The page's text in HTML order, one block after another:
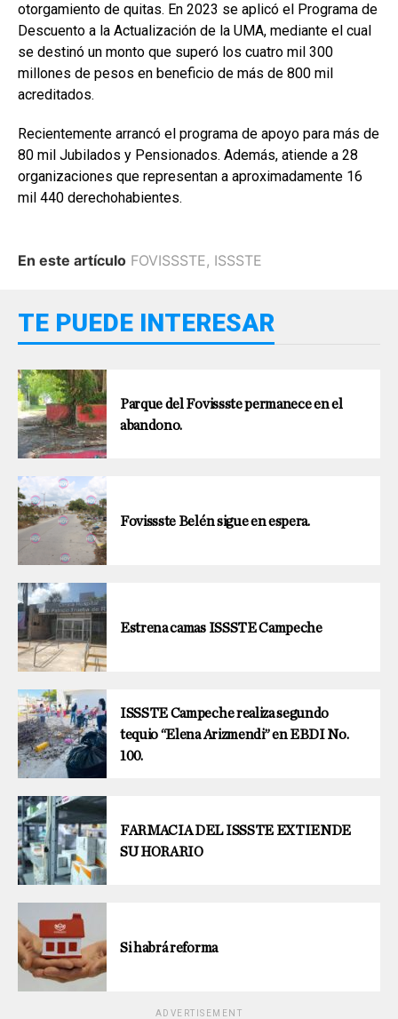
otorgamiento de quitas. En 2023 se aplicó el Programa de
Descuento a la Actualización de la UMA, mediante el cual
se destinó un monto que superó los cuatro mil 300
millones de pesos en beneficio de más de 800 mil
acreditados.
Recientemente arrancó el programa de apoyo para más de
80 mil Jubilados y Pensionados. Además, atiende a 28
organizaciones que representan a aproximadamente 16
mil 440 derechohabientes.
En este artículo FOVISSSTE, ISSSTE
TE PUEDE INTERESAR
Parque del Fovissste permanece en el
abandono.
Fovissste Belén sigue en espera.
Estrena camas ISSSTE Campeche
ISSSTE Campeche realiza segundo
tequio “Elena Arizmendi” en EBDI No.
100.
FARMACIA DEL ISSSTE EXTIENDE
SU HORARIO
Si habrá reforma
ADVERTISEMENT